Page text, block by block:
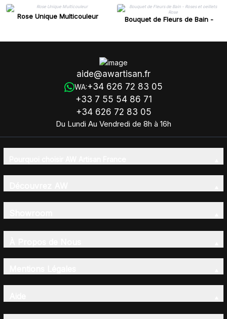
Rose Unique Multicouleur
Bouquet de Fleurs de Bain -
aide@awartisan.fr
WA:+34 626 72 83 05
+33 7 55 54 86 71
+34 626 72 83 05
Du Lundi Au Vendredi de 8h à 16h